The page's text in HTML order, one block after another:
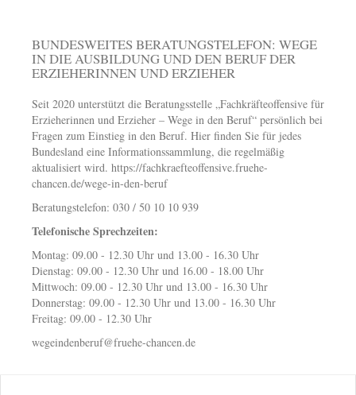
BUNDESWEITES BERATUNGSTELEFON: WEGE
IN DIE AUSBILDUNG UND DEN BERUF DER
ERZIEHERINNEN UND ERZIEHER
Seit 2020 unterstützt die Beratungsstelle „Fachkräfteoffensive für
Erzieherinnen und Erzieher – Wege in den Beruf“ persönlich bei
Fragen zum Einstieg in den Beruf. Hier finden Sie für jedes
Bundesland eine Informationssammlung, die regelmäßig
aktualisiert wird. https://fachkraefteoffensive.fruehe-
chancen.de/wege-in-den-beruf
Beratungstelefon: 030 / 50 10 10 939
Telefonische Sprechzeiten:
Montag: 09.00 - 12.30 Uhr und 13.00 - 16.30 Uhr
Dienstag: 09.00 - 12.30 Uhr und 16.00 - 18.00 Uhr
Mittwoch: 09.00 - 12.30 Uhr und 13.00 - 16.30 Uhr
Donnerstag: 09.00 - 12.30 Uhr und 13.00 - 16.30 Uhr
Freitag: 09.00 - 12.30 Uhr
wegeindenberuf@fruehe-chancen.de